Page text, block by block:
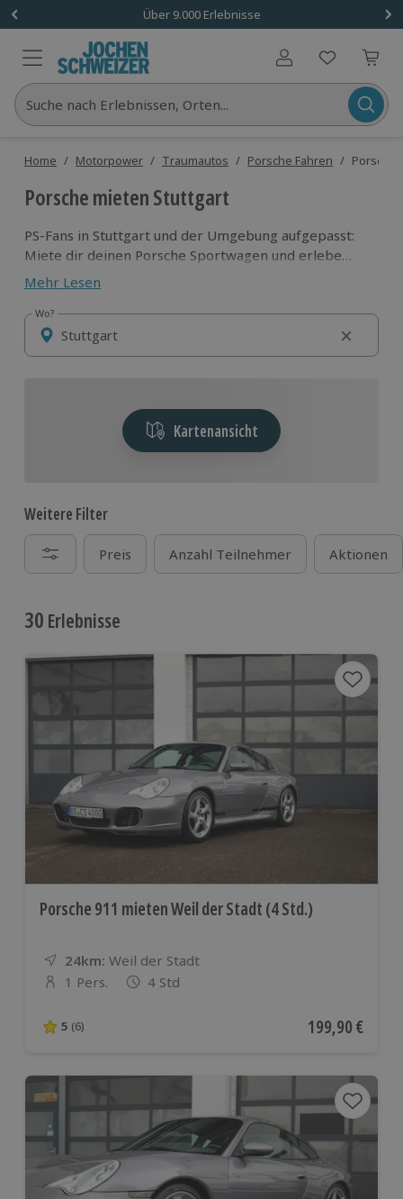
Über 9.000 Erlebnisse
Benutzerkonto
Suche nach Erlebnissen, Orten...
Home / Motorpower / Traumautos / Porsche Fahren / Porsche
Porsche mieten Stuttgart
PS-Fans in Stuttgart und der Umgebung aufgepasst:
Miete dir deinen Porsche Sportwagen und erlebe
echte Motorpower dieser Traumautos auf den
Straßen Baden-Württembergs. Egal ob 911 Carrera
selber fahren oder Renntaxi: Hier findest du hier alle
Angebote zum Porsche fahren für die
Landeshauptstadt und die ganze Region um Stuttgart.
Mehr Lesen
Wo?
Wo?
Kartenansicht
Weitere Filter
Preis Anzahl Teilnehmer Aktionen
30 Erlebnisse
Porsche 911 mieten Weil der Stadt (4 Std.)
24km: Entfernung
Standort
Weil der Stadt
Anzahl der Teilnehmer
1 Pers. 4 Std
5 von 5 Sternen basierend auf 6 Bewertungen
5 (6) Aktueller Preis
199,90 €